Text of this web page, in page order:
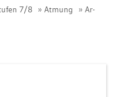
7/8
At­mung
Ar­